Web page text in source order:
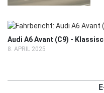
Audi A6 Avant (C9) -
8. APRIL 2025